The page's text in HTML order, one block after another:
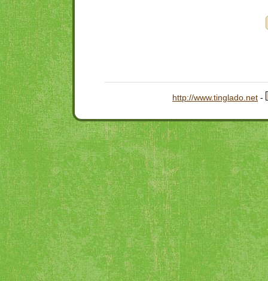
http://www.tinglado.net -